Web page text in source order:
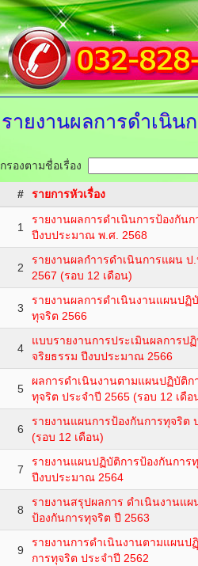
รายงานผลการดำเนิน
กรองตามชื่อเรื่อง
# รายการหัวเรื่อง
1
รายงานผลการดำเนินการป้องกันก
ปีงบประมาณ พ.ศ. 2568
2
รายงานผลกำารดำเนินการแผน ป
2567 (รอบ 12 เดือน)
3
รายงานผลการดำเนินงานแผนปฏิ
ทุจริต 2566
4
แบบรายงานการประเมินผลการป
จริยธรรม ปีงบประมาณ 2566
5
ผลการดำเนินงานตามแผนปฏิบัติก
ทุจริต ประจำปี 2565 (รอบ 12 เดือ
6
รายงานแผนการป้องกันการทุจริต
(รอบ 12 เดือน)
7
รายงานแผนปฏิบัติการป้องกันการ
ปีงบประมาณ 2564
8
รายงานสรุปผลการ ดำเนินงานแผ
ป้องกันการทุจริต ปี 2563
9
รายงานการดำเนินงานตามแผนป
การทุจริต ประจำปี 2562